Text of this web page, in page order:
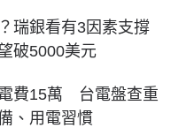
瑞銀看有3因素支撐
破5000美元
費15萬 台電盤查重
、用電習慣